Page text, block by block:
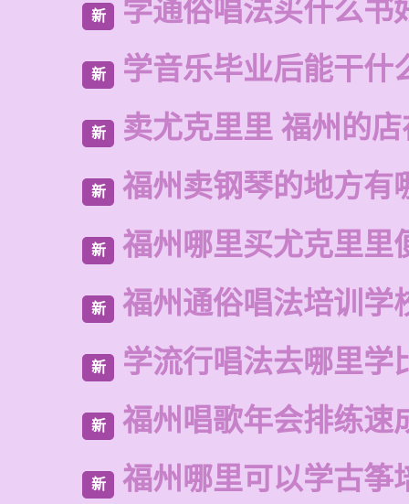
新 学通俗唱法买什么书
新 学音乐毕业后能干什
新 卖尤克里里 福州的
新 福州卖钢琴的地方有
新 福州哪里买尤克里里
新 福州通俗唱法培训学
新 学流行唱法去哪里学
新 福州唱歌年会排练速
新 福州哪里可以学古筝